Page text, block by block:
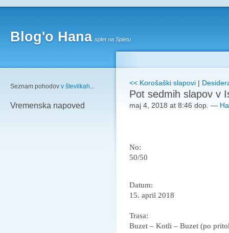
Blog'o Hana splet na Spletu
Seznam pohodov v številkah...
Vremenska napoved
<< Korošaški slapovi |
Pot sedmih slapov v
maj 4, 2018 at 8:46 dop. —
No:
50/50
Datum:
15. april 2018
Trasa:
Buzet – Kotli – Buzet (po